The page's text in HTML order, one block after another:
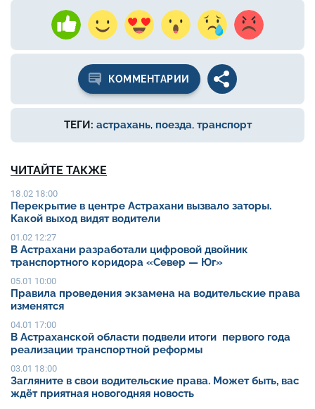
КОММЕНТАРИИ
ТЕГИ: астрахань, поезда, транспорт
ЧИТАЙТЕ ТАКЖЕ
18.02 18:00
Перекрытие в центре Астрахани вызвало заторы.
Какой выход видят водители
01.02 12:27
В Астрахани разработали цифровой двойник
транспортного коридора «Север — Юг»
05.01 10:00
Правила проведения экзамена на водительские права
изменятся
04.01 17:00
В Астраханской области подвели итоги первого года
реализации транспортной реформы
03.01 18:00
Загляните в свои водительские права. Может быть, вас
ждёт приятная новогодняя новость